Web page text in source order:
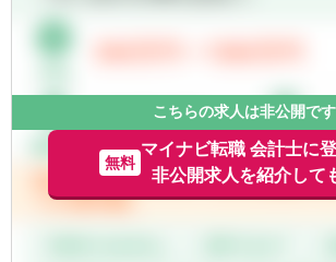
こちらの求人は非公開です
無料
マイナビ転職 会計士に
非公開求人を紹介して